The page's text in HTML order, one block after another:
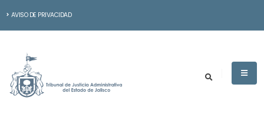
AVISO DE PRIVACIDAD